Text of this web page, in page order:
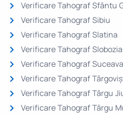
Verificare Tahograf Sfântu
Verificare Tahograf Sibiu
Verificare Tahograf Slatina
Verificare Tahograf Slobozia
Verificare Tahograf Suceava
Verificare Tahograf
Verificare Tahograf Târgu
Verificare Tahograf Târgu